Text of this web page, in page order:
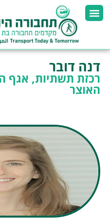
דנה דובר
רכזת תשתיות, אגף
האוצר